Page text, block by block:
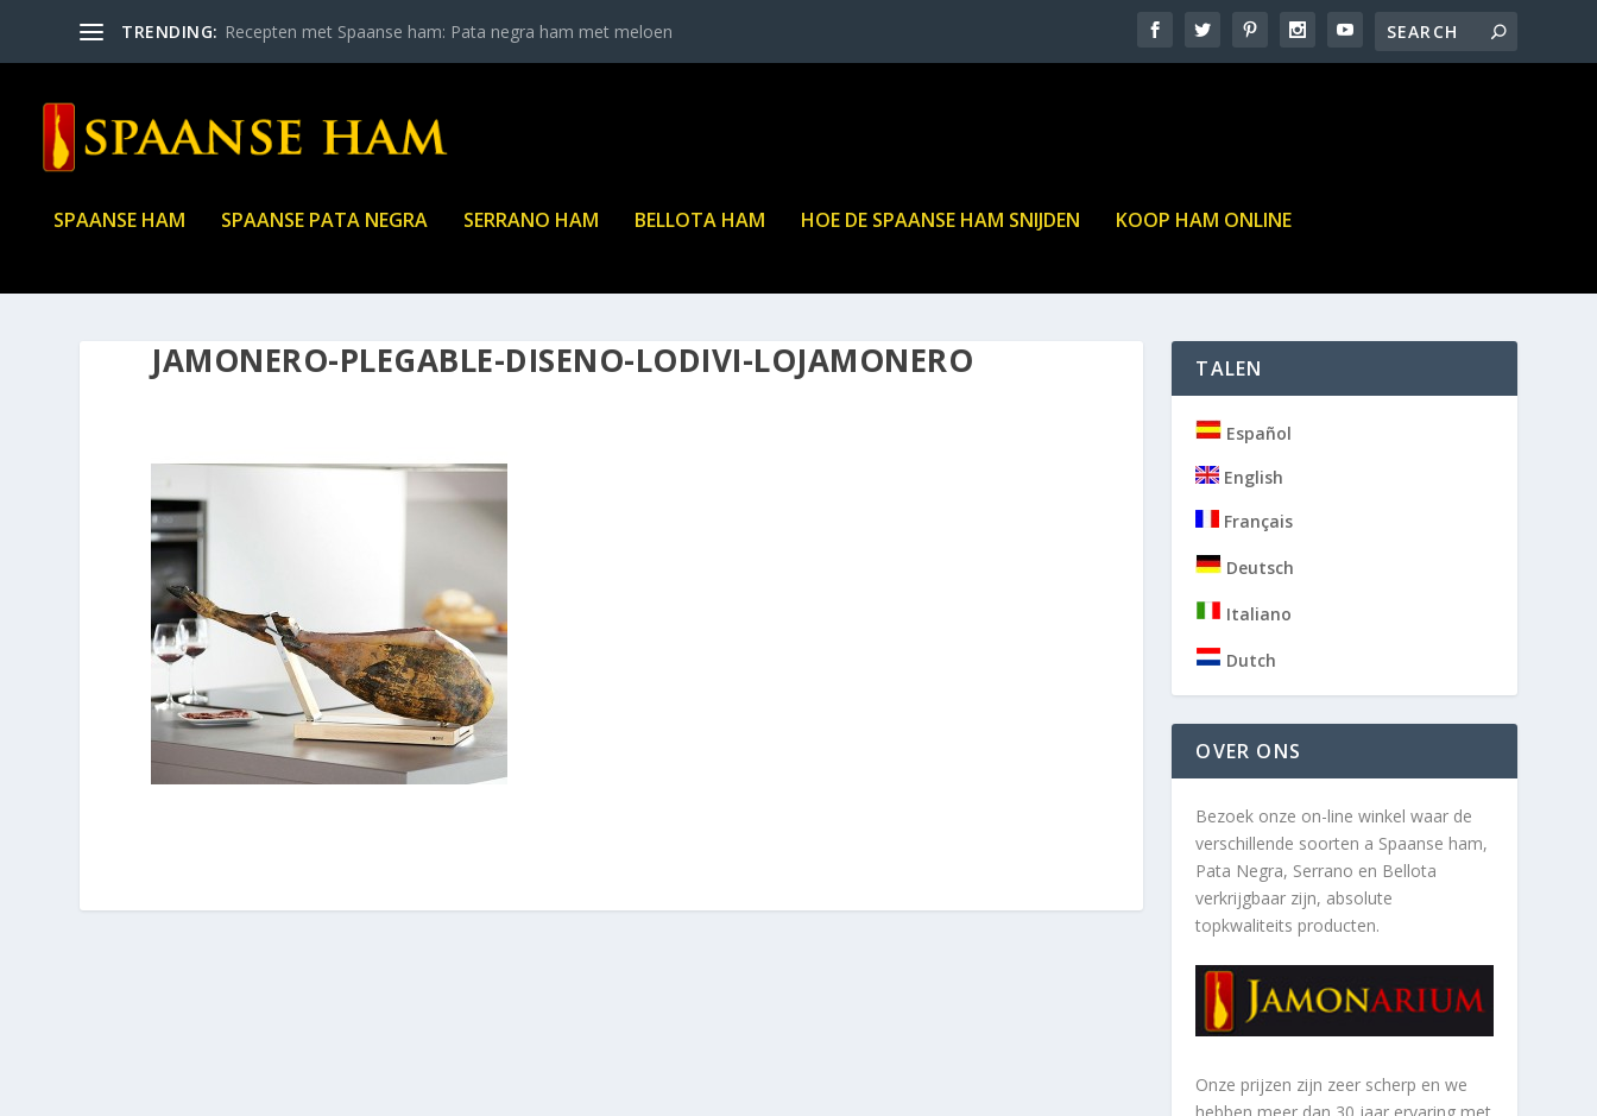
TRENDING: Recepten met Spaanse ham: Pata negra ham met meloen
SPAANSE HAM SPAANSE PATA NEGRA SERRANO HAM BELLOTA HAM HOE DE SPAANSE HAM SNIJDEN KOOP HAM ONLINE
JAMONERO-PLEGABLE-DISENO-LODIVI-LOJAMONERO TALEN
Español
English
Français
Deutsch
Italiano
Dutch
OVER ONS
Bezoek onze on-line winkel waar de
verschillende soorten a Spaanse ham,
Pata Negra, Serrano en Bellota
verkrijgbaar zijn, absolute
topkwaliteits producten.
Onze prijzen zijn zeer scherp en we